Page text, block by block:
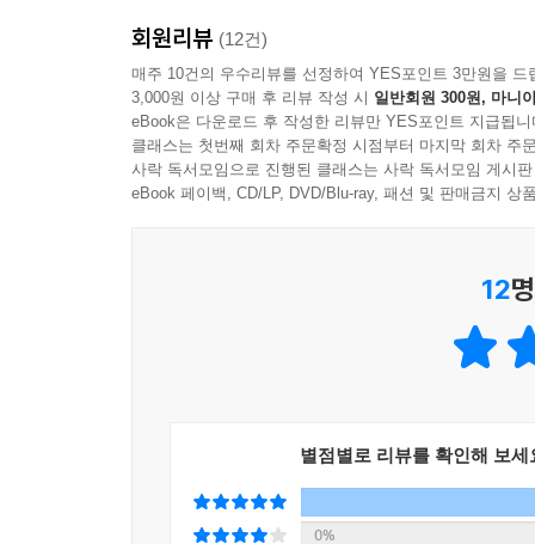
회원리뷰 (12건)
매주 10건의 우수리뷰를 선정하여 YES포인트 3만원을 드
3,000원 이상 구매 후 리뷰 작성 시 일반회원 300원, 마니
eBook은 다운로드 후 작성한 리뷰만 YES포인트 지급됩니
클래스는 첫번째 회차 주문확정 시점부터 마지막 회차 주
사락 독서모임으로 진행된 클래스는 사락 독서모임 게시
eBook 페이백, CD/LP, DVD/Blu-ray, 패션 및 판매금지 상
12
별점별로 리뷰를 확인해 보세
0%